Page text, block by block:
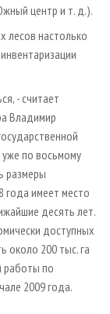
центр и т. д.).
лесов настолько
- считает
Владимир
уже по восьмому
размеры
года имеет место
десять лет.
доступных
около 200 тыс. га
работы по
2009 года.